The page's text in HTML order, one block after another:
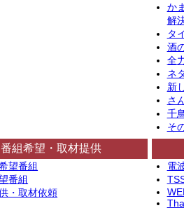
か
解
タ
酒
全
ネ
新
さ
千
そ
番組希望・取材提供
望番組
番組
・取材依頼
電